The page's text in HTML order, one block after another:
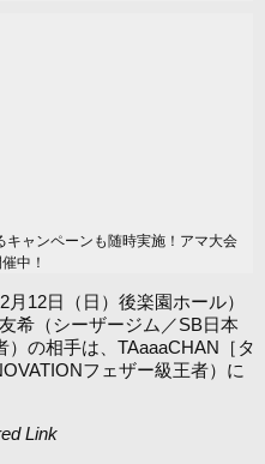
ャンペーンも随時実施！アマ大会
中！
12日（日）後楽園ホール）
希（シーザージム／SB日本
の相手は、TAaaaCHAN［タ
フェザー級王者）に
Link